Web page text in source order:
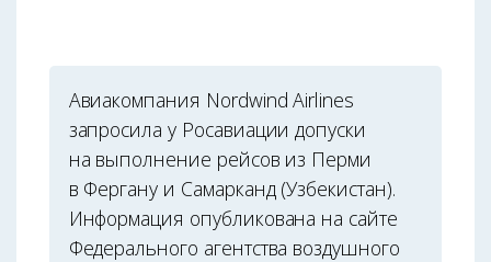
Авиакомпания Nordwind Airlines
запросила у Росавиации допуски
на выполнение рейсов из Перми
в Фергану и Самарканд (Узбекистан).
Информация опубликована на сайте
Федерального агентства воздушного